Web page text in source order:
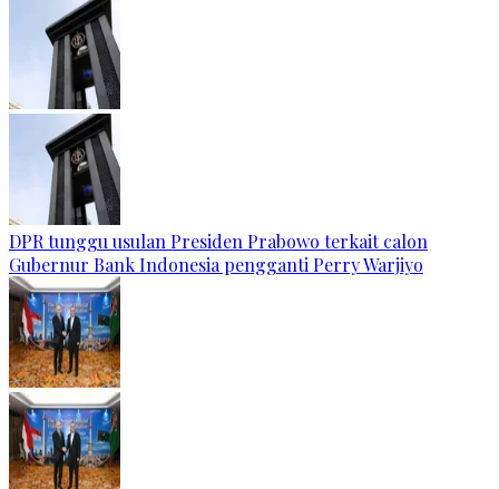
DPR tunggu usulan Presiden Prabowo terkait calon
Gubernur Bank Indonesia pengganti Perry Warjiyo